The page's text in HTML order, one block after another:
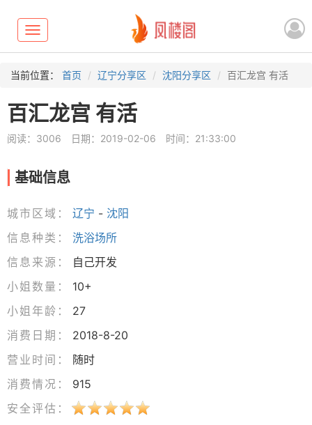
Toggle
navigation
当前位置： 首页 辽宁分享区 沈阳分享区 百汇龙宫 有活
百汇龙宫 有活
阅读：3006 日期：2019-02-06 时间：21:33:00
基础信息
城市区域： 辽宁 - 沈阳
信息种类：
洗浴场所
信息来源：
自己开发
小姐数量：
10+
小姐年龄：
27
消费日期：
2018-8-20
营业时间：
随时
消费情况：
915
安全评估：